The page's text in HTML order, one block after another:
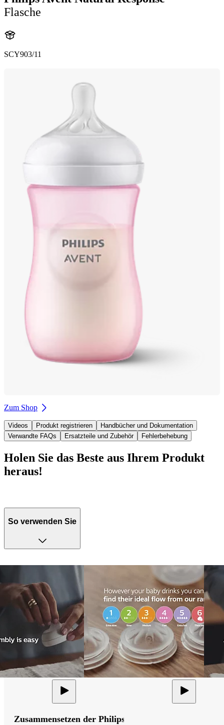
Flasche
SCY903/11
Zum Shop
Videos Produkt registrieren
Handbücher und Dokumentation
Verwandte FAQs
Ersatzteile und Zubehör Fehlerbehebung
Holen Sie das Beste aus Ihrem Produkt
heraus!
So verwenden Sie
Zusammensetzen der Philips